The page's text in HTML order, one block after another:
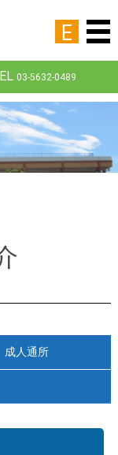
E
03-5632-0489
成人通所